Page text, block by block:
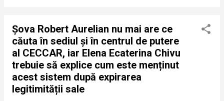
„Fiscalitate”, poziția 70, în fișa de opțiuni a
experților contabili. Ghidul specializărilor
expertizei tehnice judiciare, întocmit de către
Ministerul Justiției, în parteneriat cu
Parchetul de pe lângă Înalta Curte de Casație
și Justiție și Tribunalul București, în cadrul
Șova Robert Aurelian nu mai are ce
căuta în sediul și în centrul de putere
al CECCAR, iar Elena Ecaterina Chivu
trebuie să explice cum este menținut
acest sistem după expirarea
legitimității sale